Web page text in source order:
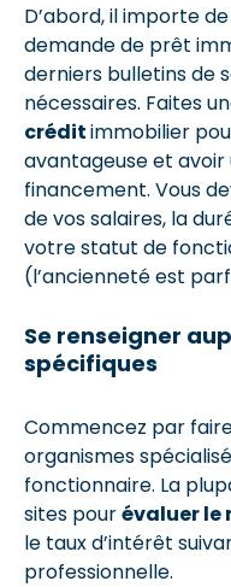
D’abord, il importe
demande de prêt
derniers bulletins de
nécessaires. Faites
créditimmobilier
avantageuse et avoir
financement. Vous
de vos salaires, la
votre statut de
(l’ancienneté est
Se renseigner
spécifiques
Commencez par
organismes
fonctionnaire. La
sites pourévaluer
le taux d’intérêt
professionnelle.